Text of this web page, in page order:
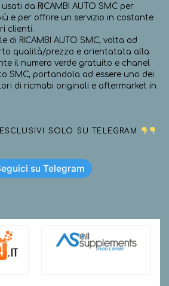
da RICAMBI AUTO SMC per
e per offrire un servizio in costante
clienti.
di RICAMBI AUTO SMC, volta ad
qualità/prezzo e orientatata alla
il numero verde gratuito e chanel
SMC, portandola ad essere uno dei
di ricmabi originali e aftermarket in
SOLO SU TELEGRAM
su Telegram